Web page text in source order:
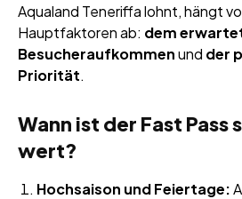
Aqualand Teneriffa lohnt, hängt
Hauptfaktoren ab: dem
Besucheraufkommenund der
Priorität.
Wann ist der Fast Pass
wert?
Hochsaison und Feiertage: